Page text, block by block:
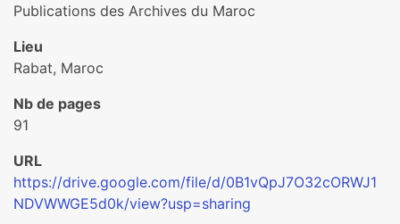
Publications des Archives du Maroc
Lieu
Rabat, Maroc
Nb de pages
91
URL
https://drive.google.com/file/d/0B1vQpJ7O32cORWJ1
NDVWWGE5d0k/view?usp=sharing